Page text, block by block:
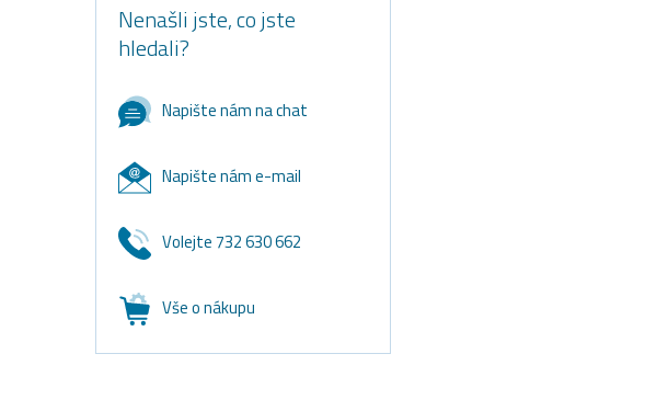
Nenašli jste, co jste
hledali?
Napište nám na chat
Napište nám e-mail
Volejte 732 630 662
Vše o nákupu